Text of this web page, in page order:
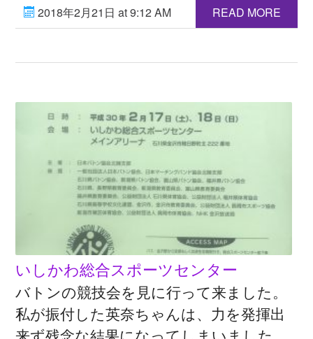
2018年2月21日 at 9:12 AM READ MORE
いしかわ総合スポーツセンター
バトンの競技会を見に行って来ました。
私が振付した英奈ちゃんは、力を発揮出
来ず残念な結果になってしまいました。